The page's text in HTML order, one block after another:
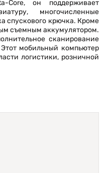
Core, он поддерживает
многочисленные
спускового крючка. Кроме
съемным аккумулятором.
сканирование
мобильный компьютер
логистики, розничной